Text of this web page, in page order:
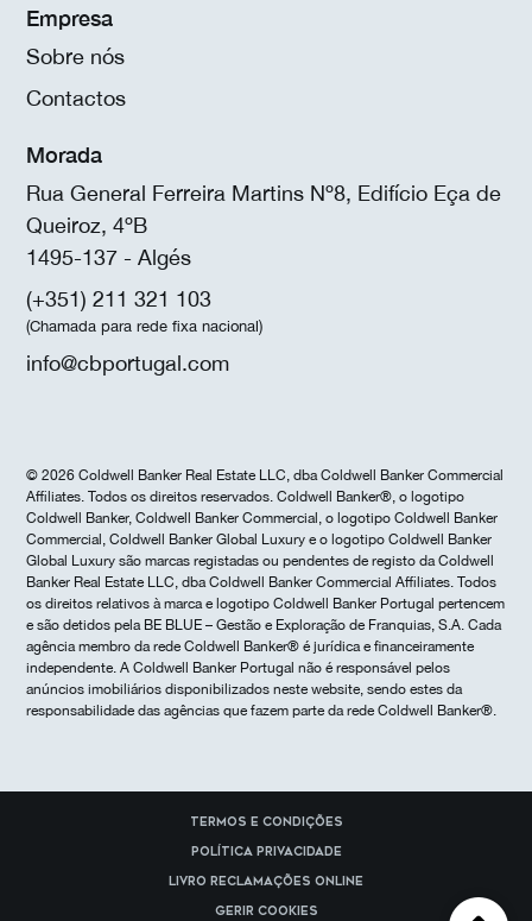
Empresa
Sobre nós
Contactos
Morada
Rua General Ferreira Martins Nº8, Edifício Eça de
Queiroz, 4ºB
1495-137 - Algés
(+351) 211 321 103
(Chamada para rede fixa nacional)
info@cbportugal.com
© 2026 Coldwell Banker Real Estate LLC, dba Coldwell Banker Commercial
Affiliates. Todos os direitos reservados. Coldwell Banker®, o logotipo
Coldwell Banker, Coldwell Banker Commercial, o logotipo Coldwell Banker
Commercial, Coldwell Banker Global Luxury e o logotipo Coldwell Banker
Global Luxury são marcas registadas ou pendentes de registo da Coldwell
Banker Real Estate LLC, dba Coldwell Banker Commercial Affiliates. Todos
os direitos relativos à marca e logotipo Coldwell Banker Portugal pertencem
e são detidos pela BE BLUE – Gestão e Exploração de Franquias, S.A. Cada
agência membro da rede Coldwell Banker® é jurídica e financeiramente
independente. A Coldwell Banker Portugal não é responsável pelos
anúncios imobiliários disponibilizados neste website, sendo estes da
responsabilidade das agências que fazem parte da rede Coldwell Banker®.
Termos e Condições
Política Privacidade
Livro reclamações online
Gerir cookies